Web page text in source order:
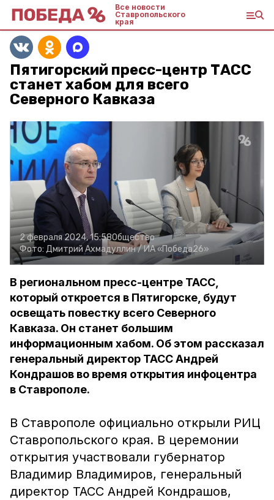
Все новости
Ставропольского
края
Пятигорский пресс-центр ТАСС
станет хабом для всего
Северного Кавказа
2 февраля 2024, 15:58Общество
Фото: Дмитрий Ахмадуллин /ИА «Победа26»
В региональном пресс-центре ТАСС,
который откроется в Пятигорске, будут
освещать повестку всего Северного
Кавказа. Он станет большим
информационным хабом. Об этом рассказал
генеральный директор ТАСС Андрей
Кондрашов во время открытия инфоцентра
в Ставрополе.
В Ставрополе официально открыли РИЦ
Ставропольского края. В церемонии
открытия участвовали губернатор
Владимир Владимиров, генеральный
директор ТАСС Андрей Кондрашов,